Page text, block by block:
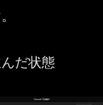
だ状態